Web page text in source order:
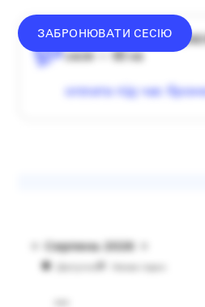
ЗАБРОНЮВАТИ СЕСІЮ
середній донат — 1340
сесія — 60 хв
оплата під час